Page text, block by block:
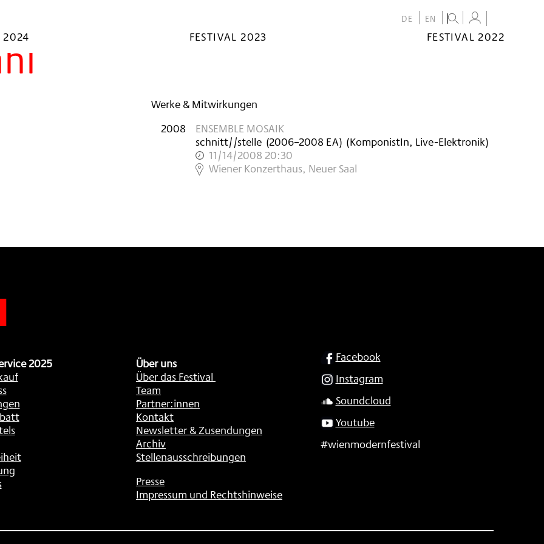
DE EN
2024 FESTIVAL 2023
FESTIVAL 2022
Werke & Mitwirkungen
2008
ENSEMBLE MOSAIK
schnitt//stelle (2006–2008 EA) (KomponistIn, Live-Elektronik)
11/14/2008 20:30
,
Wiener Konzerthaus, Neuer Saal
2025
Über uns
Über das Festival
Team
Partner:innen
Kontakt
Newsletter & Zusendungen
Archiv
Stellenausschreibungen
Presse
Impressum und Rechtshinweise
SOCIAL
Facebook
Instagram
Soundcloud
Youtube
#wienmodernfestival